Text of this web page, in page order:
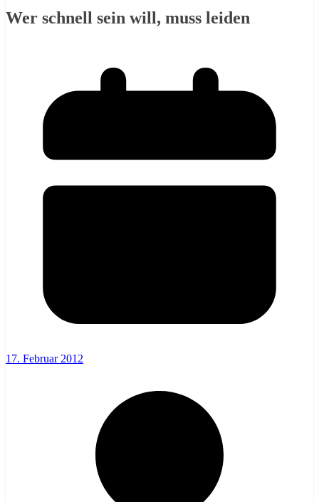
Wer schnell sein will, muss leiden
17. Februar 2012